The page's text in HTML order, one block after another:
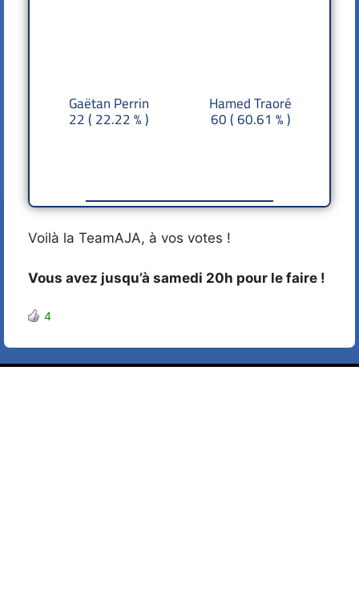
Gaëtan Perrin
22 ( 22.22 % )
Hamed Traoré
60 ( 60.61 % )
Voilà la TeamAJA, à vos votes !
Vous avez jusqu’à samedi 20h pour le faire !
4